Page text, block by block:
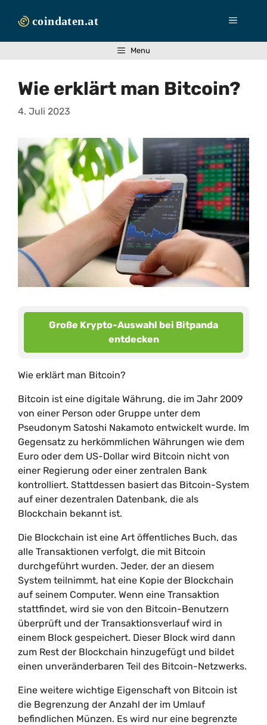
Inhalt
Menü
Menu
Wie erklärt man Bitcoin?
4. Juli 2023
Große Krypto-Auswahl bei Bitpanda
entdecken
Wie erklärt man Bitcoin?
Bitcoin ist eine digitale Währung, die im Jahr 2009
von einer Person oder Gruppe unter dem
Pseudonym Satoshi Nakamoto entwickelt wurde. Im
Gegensatz zu herkömmlichen Währungen wie dem
Euro oder dem US-Dollar wird Bitcoin nicht von
einer Regierung oder einer zentralen Bank
kontrolliert. Stattdessen basiert das Bitcoin-System
auf einer dezentralen Datenbank, die als
Blockchain bekannt ist.
Die Blockchain ist eine Art öffentliches Buch, das
alle Transaktionen verfolgt, die mit Bitcoin
durchgeführt wurden. Jeder, der an diesem
System teilnimmt, hat eine Kopie der Blockchain
auf seinem Computer. Wenn eine Transaktion
stattfindet, wird sie von den Bitcoin-Benutzern
überprüft und der Transaktionsverlauf wird in
einem Block gespeichert. Dieser Block wird dann
zum Rest der Blockchain hinzugefügt und bildet
einen unveränderbaren Teil des Bitcoin-Netzwerks.
Eine weitere wichtige Eigenschaft von Bitcoin ist
die Begrenzung der Anzahl der im Umlauf
befindlichen Münzen. Es wird nur eine begrenzte